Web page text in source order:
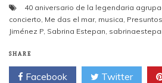
40 aniversario de la legendaria
concierto Me das el mar, musica
Jiménez P Sabrina Estepan
SHARE
Facebook Twitter